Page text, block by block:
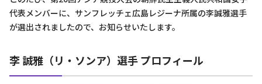
代表メンバーに、サンフレッチェ広島レジーナ所属の李誠雅選手
が選出されましたので、お知らせいたします。
李 誠雅（リ・ソンア）選手 プロフィール